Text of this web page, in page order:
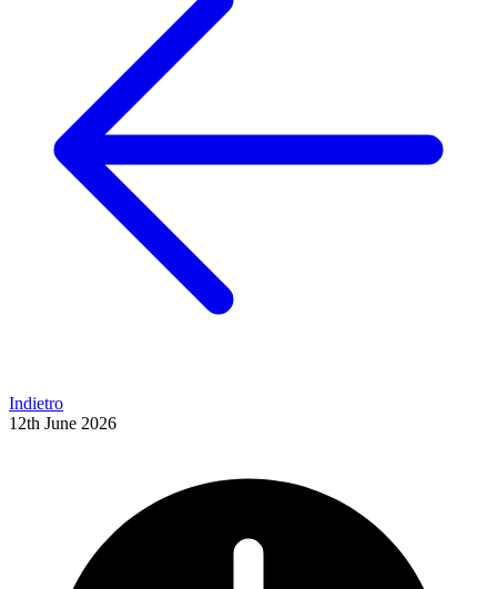
Indietro
12th June 2026